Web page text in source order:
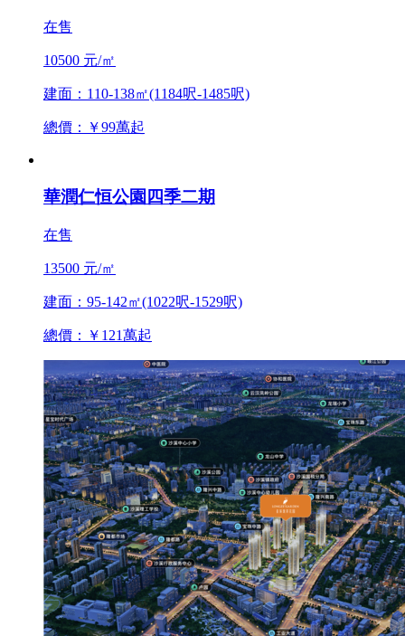
在售
10500 元/㎡
建面：110-138㎡(1184呎-1485呎)
總價：￥99萬起
華潤仁恒公園四季二期
在售
13500 元/㎡
建面：95-142㎡(1022呎-1529呎)
總價：￥121萬起